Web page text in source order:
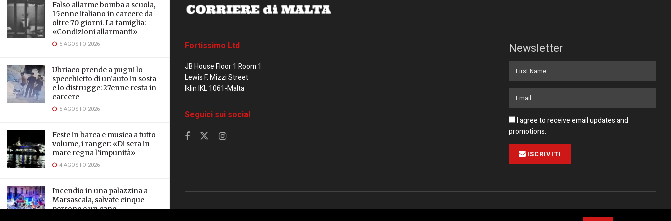
Falso allarme bomba a scuola,
15enne italiano in carcere da
oltre 70 giorni. La famiglia:
«Condizioni allarmanti»
5 AGOSTO 2026
Ubriaco prende a pugni lo
specchietto di un’auto in sosta
e lo distrugge: 27enne resta in
carcere
5 AGOSTO 2026
Feste in barca e musica a tutto
volume, i ranger: «Di sera in
mare regna l’impunità»
4 AGOSTO 2026
Incendio in una palazzina a
Marsascala, salvate cinque
persone e un cane
Fortissimo Ltd
JB House Floor 1 Room 1
Lewis F. Mizzi Street
Iklin IKL 1061-Malta
Seguici sui social
Newsletter
I agree to receive email updates and
promotions.
ISCRIVITI
Pubblicità Collabora con noi Contatto Privacy Policy